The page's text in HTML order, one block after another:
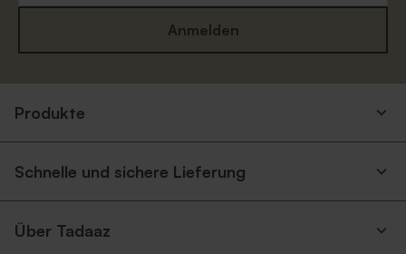
Umschlag mit Spitzklappe
aus Recyclingpapier
Anmelden
Produkte
Schnelle und sichere Lieferung
Über Tadaaz